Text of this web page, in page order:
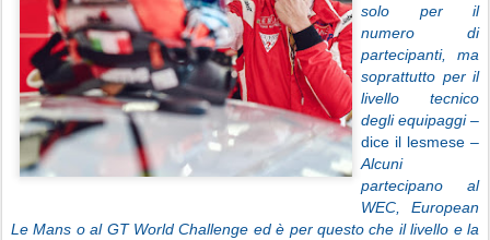
solo per il
numero di
partecipanti, ma
soprattutto per il
livello tecnico
degli equipaggi –
dice il lesmese –
Alcuni
partecipano al
WEC, European
Le Mans o al GT World Challenge ed è per questo che il livello e la